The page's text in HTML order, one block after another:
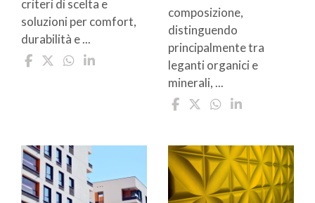
criteri di scelta e
soluzioni per comfort,
durabilità e ...
composizione,
distinguendo
principalmente tra
leganti organici e
minerali, ...